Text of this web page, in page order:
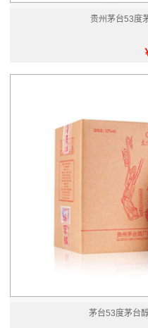
贵州茅台53度
茅台53度茅台